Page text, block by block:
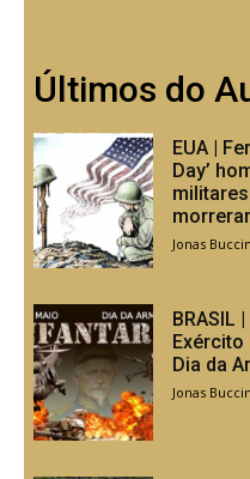
Últimos do
EUA |
Day’
Jonas
BRASIL
Dia da
Jonas